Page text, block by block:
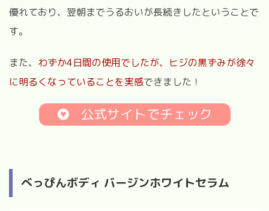
優れており、翌朝までうるおいが長続きしたということで
す。
また、 わずか4日間の使用でしたが、ヒジの黒ずみが徐々
に明るくなっていることを実感できました！
公式サイトでチェック
べっぴんボディ バージンホワイトセラム